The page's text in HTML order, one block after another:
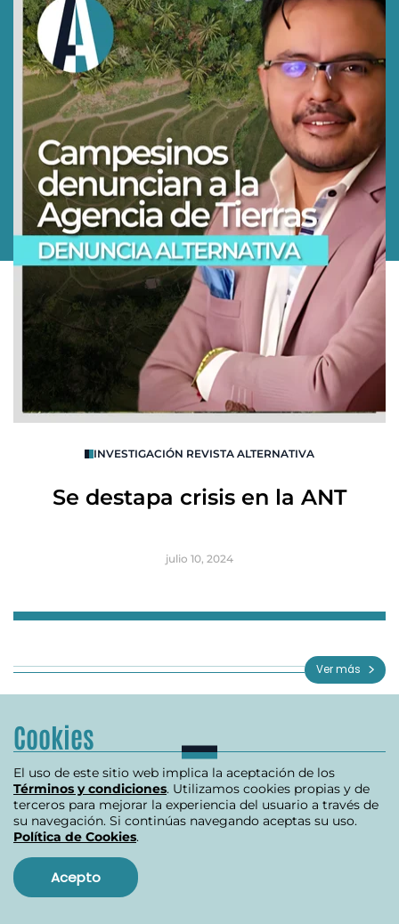
INVESTIGACIÓN REVISTA ALTERNATIVA
Se destapa crisis en la ANT
julio 10, 2024
of
3
Ver más
Cookies
El uso de este sitio web implica la aceptación de los
Términos y condiciones. Utilizamos cookies propias y de
terceros para mejorar la experiencia del usuario a través de
su navegación. Si continúas navegando aceptas su uso.
Política de Cookies.
Acepto